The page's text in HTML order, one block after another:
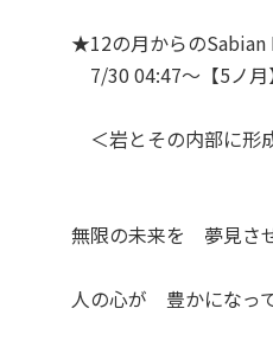
★12の月からの
7/30 04:47～【5ノ
＜岩とその内部に形
無限の未来を 夢見さ
人の心が 豊かになっ